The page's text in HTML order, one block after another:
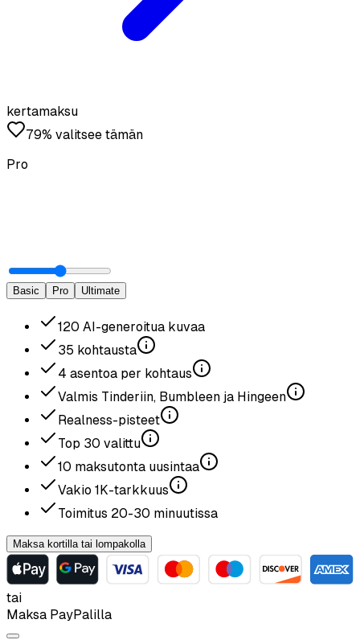
kertamaksu
79% valitsee tämän
Pro
Basic Pro Ultimate
120 AI-generoitua kuvaa
35 kohtausta
4 asentoa per kohtaus
Valmis Tinderiin, Bumbleen ja Hingeen
Realness-pisteet
Top 30 valittu
10 maksutonta uusintaa
Vakio 1K-tarkkuus
Toimitus 20-30 minuutissa
Maksa kortilla tai lompakolla
tai
Maksa PayPalilla